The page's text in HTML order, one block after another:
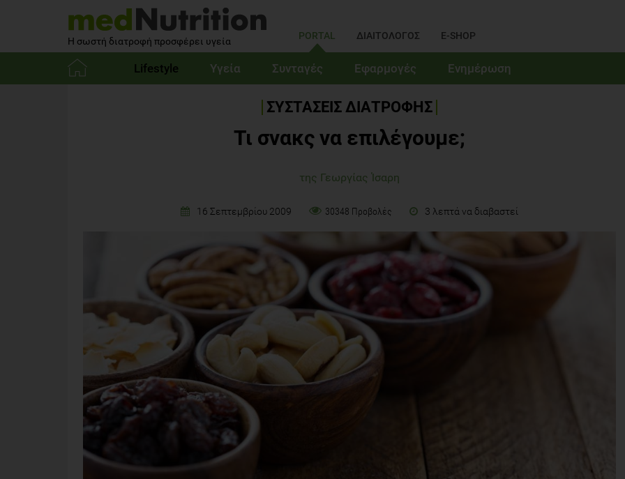
Η σωστή διατροφή προσφέρει υγεία PORTAL ΔΙΑΙΤΟΛΟΓΟΣ E-SHOP
Lifestyle Υγεία Συνταγές Εφαρμογές Ενημέρωση
ΣΥΣΤΑΣΕΙΣ ΔΙΑΤΡΟΦΗΣ
Τι σνακς να επιλέγουμε;
της Γεωργίας Ίσαρη
16 Σεπτεμβρίου 2009 30348 Προβολές 3 λεπτά να διαβαστεί